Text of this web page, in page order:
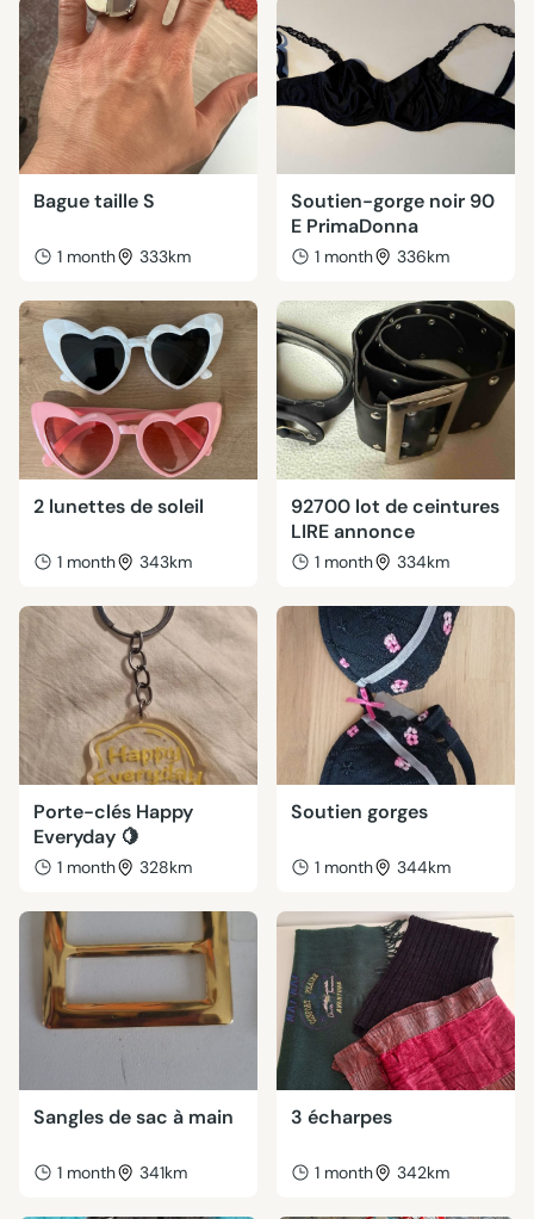
Bague taille S
1 month 333km
Soutien-gorge noir 90
E PrimaDonna
1 month 336km
2 lunettes de soleil
1 month 343km
92700 lot de ceintures
LIRE annonce
1 month 334km
Porte-clés Happy
Everyday 🍋
1 month 328km
Soutien gorges
1 month 344km
Sangles de sac à main
1 month 341km
3 écharpes
1 month 342km